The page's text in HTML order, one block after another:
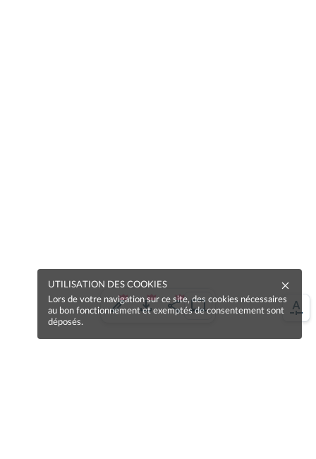
UTILISATION DES COOKIES
Lors de votre navigation sur ce site, des cookies nécessaires
au bon fonctionnement et exemptés de consentement sont
déposés.